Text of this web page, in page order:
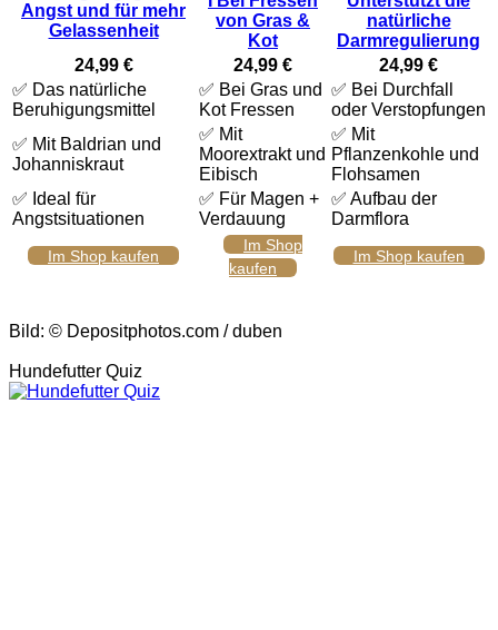
Angst und für mehr
Gelassenheit
von Gras &
Kot
natürliche
Darmregulierung
24,99 €
24,99 €
24,99 €
✅ Das natürliche
Beruhigungsmittel
✅ Bei Gras und
Kot Fressen
✅ Bei Durchfall
oder Verstopfungen
✅ Mit Baldrian und
Johanniskraut
✅ Mit
Moorextrakt und
Eibisch
✅ Mit
Pflanzenkohle und
Flohsamen
✅ Ideal für
Angstsituationen
✅ Für Magen +
Verdauung
✅ Aufbau der
Darmflora
Im Shop kaufen
Im Shop
kaufen
Im Shop kaufen
Bild: © Depositphotos.com / duben
Hundefutter Quiz